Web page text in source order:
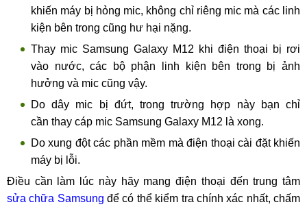
khiến máy bị hỏng mic, không chỉ riêng mic mà các linh
kiện bên trong cũng hư hại nặng.
Thay mic Samsung Galaxy M12 khi điện thoại bị rơi
vào nước, các bộ phận linh kiện bên trong bị ảnh
hưởng và mic cũng vậy.
Do dây mic bị đứt, trong trường hợp này bạn chỉ
cần thay cáp mic Samsung Galaxy M12 là xong.
Do xung đột các phần mềm mà điện thoại cài đặt khiến
máy bị lỗi.
Điều cần làm lúc này hãy mang điện thoại đến trung tâm
sửa chữa Samsung để có thể kiểm tra chính xác nhất, chấm